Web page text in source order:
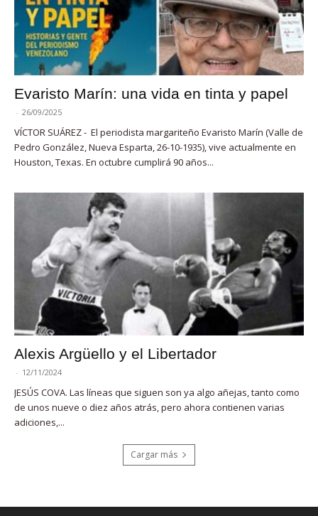
Evaristo Marín: una vida en tinta y papel
- 26/09/2025
VÍCTOR SUÁREZ - El periodista margariteño Evaristo Marín (Valle de
Pedro González, Nueva Esparta, 26-10-1935), vive actualmente en
Houston, Texas. En octubre cumplirá 90 años...
Alexis Argüello y el Libertador
- 12/11/2024
JESÚS COVA. Las líneas que siguen son ya algo añejas, tanto como
de unos nueve o diez años atrás, pero ahora contienen varias
adiciones,...
Cargar más